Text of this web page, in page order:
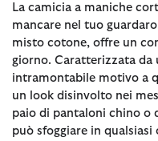
La camicia a maniche
mancare nel tuo
misto cotone, offre un
giorno. Caratterizzata da
intramontabile motivo a
un look disinvolto nei
paio di pantaloni chino o
può sfoggiare in qualsiasi